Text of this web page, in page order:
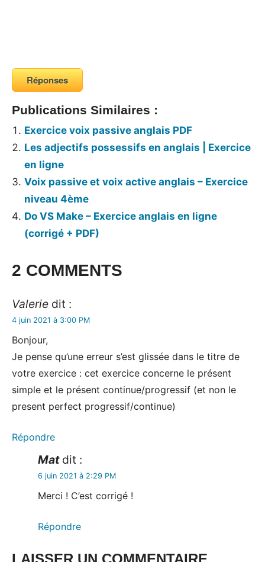
Réponses
Publications Similaires :
Exercice voix passive anglais PDF
Les adjectifs possessifs en anglais | Exercice
en ligne
Voix passive et voix active anglais – Exercice
niveau 4ème
Do VS Make – Exercice anglais en ligne
(corrigé + PDF)
2 COMMENTS
Valerie dit :
4 juin 2021 à 3:00 PM
Bonjour,
Je pense qu’une erreur s’est glissée dans le titre de
votre exercice : cet exercice concerne le présent
simple et le présent continue/progressif (et non le
present perfect progressif/continue)
Répondre
Mat dit :
6 juin 2021 à 2:29 PM
Merci ! C’est corrigé !
Répondre
LAISSER UN COMMENTAIRE